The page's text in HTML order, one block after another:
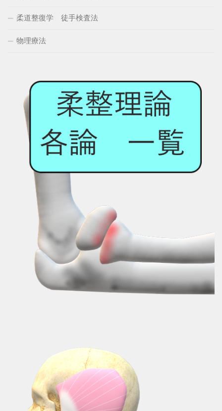
柔道整復学 徒手検査法
物理療法